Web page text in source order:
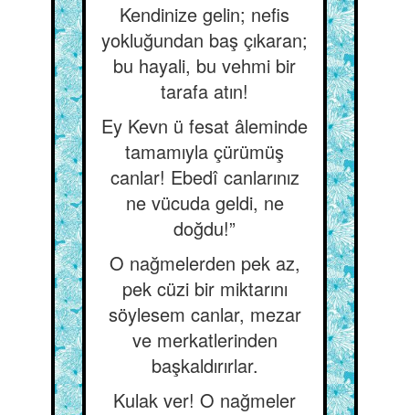
Kendinize gelin; nefis
yokluğundan baş çıkaran;
bu hayali, bu vehmi bir
tarafa atın!
Ey Kevn ü fesat âleminde
tamamıyla çürümüş
canlar! Ebedî canlarınız
ne vücuda geldi, ne
doğdu!”
O nağmelerden pek az,
pek cüzi bir miktarını
söylesem canlar, mezar
ve merkatlerinden
başkaldırırlar.
Kulak ver! O nağmeler